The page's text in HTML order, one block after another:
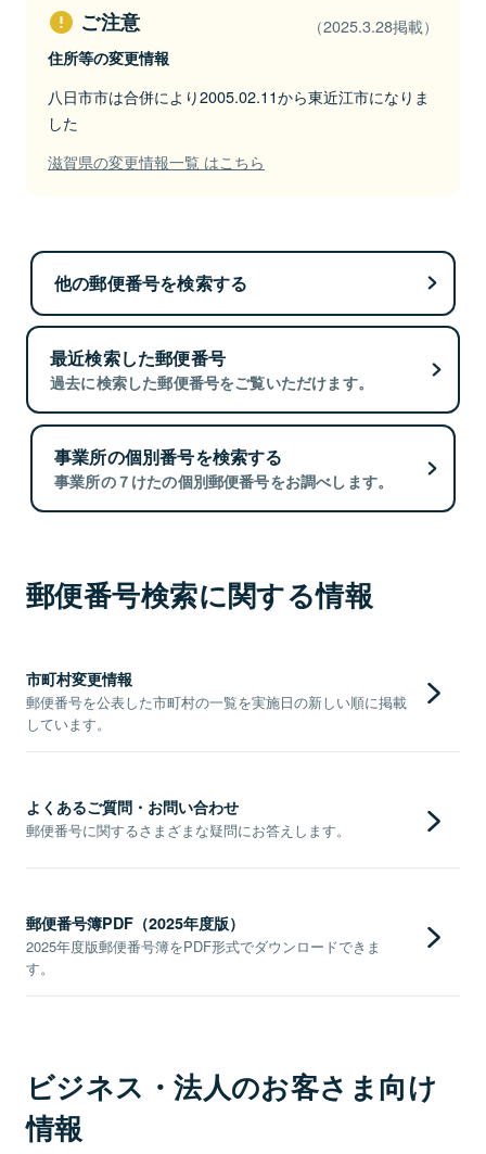
ご注意 （2025.3.28掲載）
住所等の変更情報
八日市市は合併により2005.02.11から東近江市になりま
した
滋賀県の変更情報一覧 はこちら
他の郵便番号を検索する
最近検索した郵便番号
過去に検索した郵便番号をご覧いただけます。
事業所の個別番号を検索する
事業所の７けたの個別郵便番号をお調べします。
郵便番号検索に関する情報
市町村変更情報
郵便番号を公表した市町村の一覧を実施日の新しい順に掲載
しています。
よくあるご質問・お問い合わせ
郵便番号に関するさまざまな疑問にお答えします。
郵便番号簿PDF（2025年度版）
2025年度版郵便番号簿をPDF形式でダウンロードできま
す。
ビジネス・法人のお客さま向け
情報